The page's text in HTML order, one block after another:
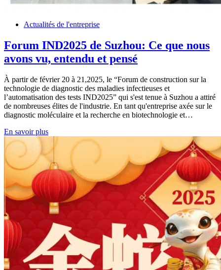
Actualités de l'entreprise
Forum IND2025 de Suzhou: Ce que nous
avons vu, entendu et pensé
À partir de février 20 à 21,2025, le “Forum de construction sur la
technologie de diagnostic des maladies infectieuses et
l’automatisation des tests IND2025” qui s'est tenue à Suzhou a attiré
de nombreuses élites de l'industrie. En tant qu'entreprise axée sur le
diagnostic moléculaire et la recherche en biotechnologie et…
En savoir plus